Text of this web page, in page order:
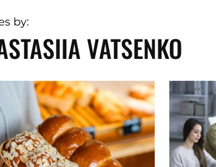
by:
VATSENKO